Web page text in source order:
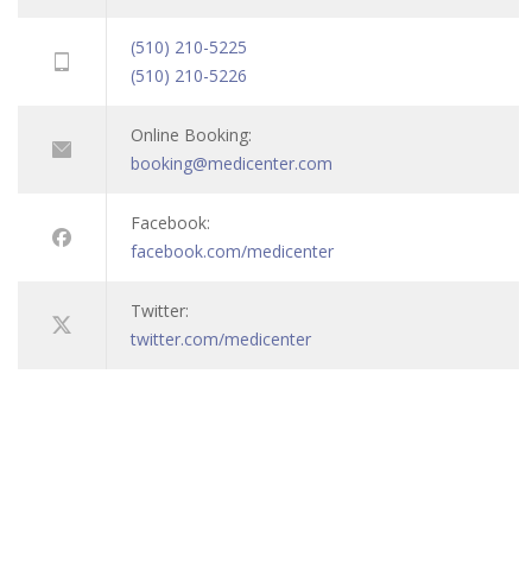
(510) 210-5225
(510) 210-5226
Online Booking:
booking@medicenter.com
Facebook:
facebook.com/medicenter
Twitter:
twitter.com/medicenter